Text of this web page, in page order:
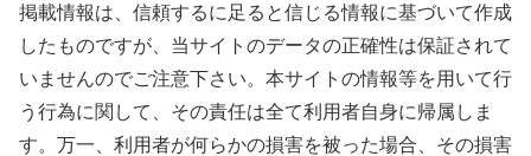
掲載情報は、信頼するに足ると信じる情報に基づいて作成
したものですが、当サイトのデータの正確性は保証されて
いませんのでご注意下さい。本サイトの情報等を用いて行
う行為に関して、その責任は全て利用者自身に帰属しま
す。万一、利用者が何らかの損害を被った場合、その損害